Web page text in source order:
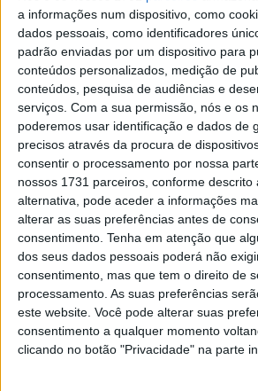
a informações num dispositivo, como
dados pessoais, como identificadores
padrão enviadas por um dispositivo para
conteúdos personalizados, medição de
conteúdos, pesquisa de audiências e
serviços. Com a sua permissão, nós e os
poderemos usar identificação e dados de
precisos através da procura de
consentir o processamento por nossa
nossos 1731 parceiros, conforme descrito
alternativa, pode aceder a informações
alterar as suas preferências antes de
consentimento. Tenha em atenção que
dos seus dados pessoais poderá não
consentimento, mas que tem o direito de
processamento. As suas preferências
este website. Você pode alterar suas
consentimento a qualquer momento
clicando no botão "Privacidade" na parte
MotoGP: Bulega
desenvolvimento da
dez dias de testes
5 AGOSTO, 2026
Entre as alterações introduzidas para
o facto de os pilotos estrangeiros
campeonato só poderem pontuar na
Absoluto, ficando as classes Elite 1
a pontuação apenas de pilotos
respeita à classe Super Veteranos,
cumprir as especiais EX (Extreme).